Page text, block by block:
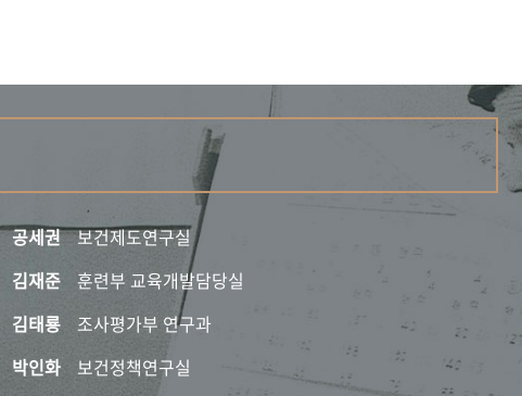
공세권
보건제도연구실
김재준
훈련부 교육개발담당실
김태룡
조사평가부 연구과
박인화
보건정책연구실